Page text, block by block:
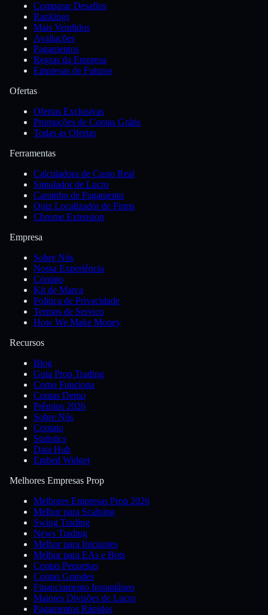
Comparar Desafios
Rankings
Mais Vendidos
Avaliações
Pagamentos
Regras da Empresa
Empresas de Futuros
Ofertas
Ofertas Exclusivas
Promoções de Contas Grátis
Todas as Ofertas
Ferramentas
Calculadora de Custo Real
Simulador de Lucro
Caminho de Pagamento
Quiz Localizador de Firms
Chrome Extension
Empresa
Sobre Nós
Nossa Experiência
Contato
Kit de Marca
Politica de Privacidade
Termos de Servico
How We Make Money
Recursos
Blog
Guia Prop Trading
Como Funciona
Contas Demo
Prêmios 2026
Sobre Nós
Contato
Statistics
Data Hub
Embed Widget
Melhores Empresas Prop
Melhores Empresas Prop 2026
Melhor para Scalping
Swing Trading
News Trading
Melhor para Iniciantes
Melhor para EAs e Bots
Contas Pequenas
Contas Grandes
Financiamento Instantâneo
Maiores Divisões de Lucro
Pagamentos Rápidos